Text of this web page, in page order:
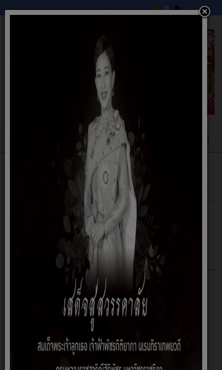
แผนพัฒนาท้องถิ่น (พ.ศ.2566 - 2570) แก้ไข
ครั้งที่1 พ.ศ.2566
26 พฤษภาคม 2566
แผนพัฒนาท้องถิ่น (พ.ศ.2566 - 2570)
แก้ไข ครั้งที่1 พ.ศ.2566